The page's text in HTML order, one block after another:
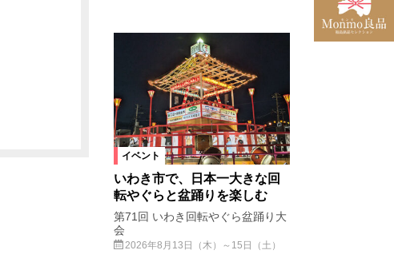
イベント
いわき市で、日本一大きな回
転やぐらと盆踊りを楽しむ
第71回 いわき回転やぐら盆踊り大
会
2026年8月13日（木）～15日（土）